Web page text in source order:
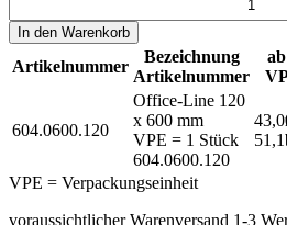
In den Warenkorb
Artikelnummer
Bezeichnung
Artikelnummer
604.0600.120
Office-Line 120
x 600 mm
VPE = 1 Stück
604.0600.120
VPE = Verpackungseinheit
voraussichtlicher Warenversand 1-3